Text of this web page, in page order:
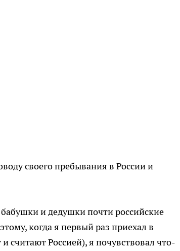
своего пребывания в России и
бабушки и дедушки почти российские
когда я первый раз приехал в
считают Россией), я почувствовал что-